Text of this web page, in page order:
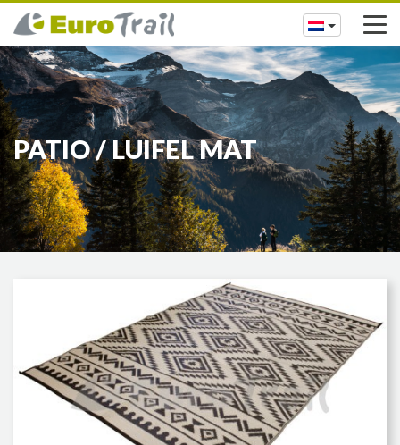
PATIO / LUIFEL MAT